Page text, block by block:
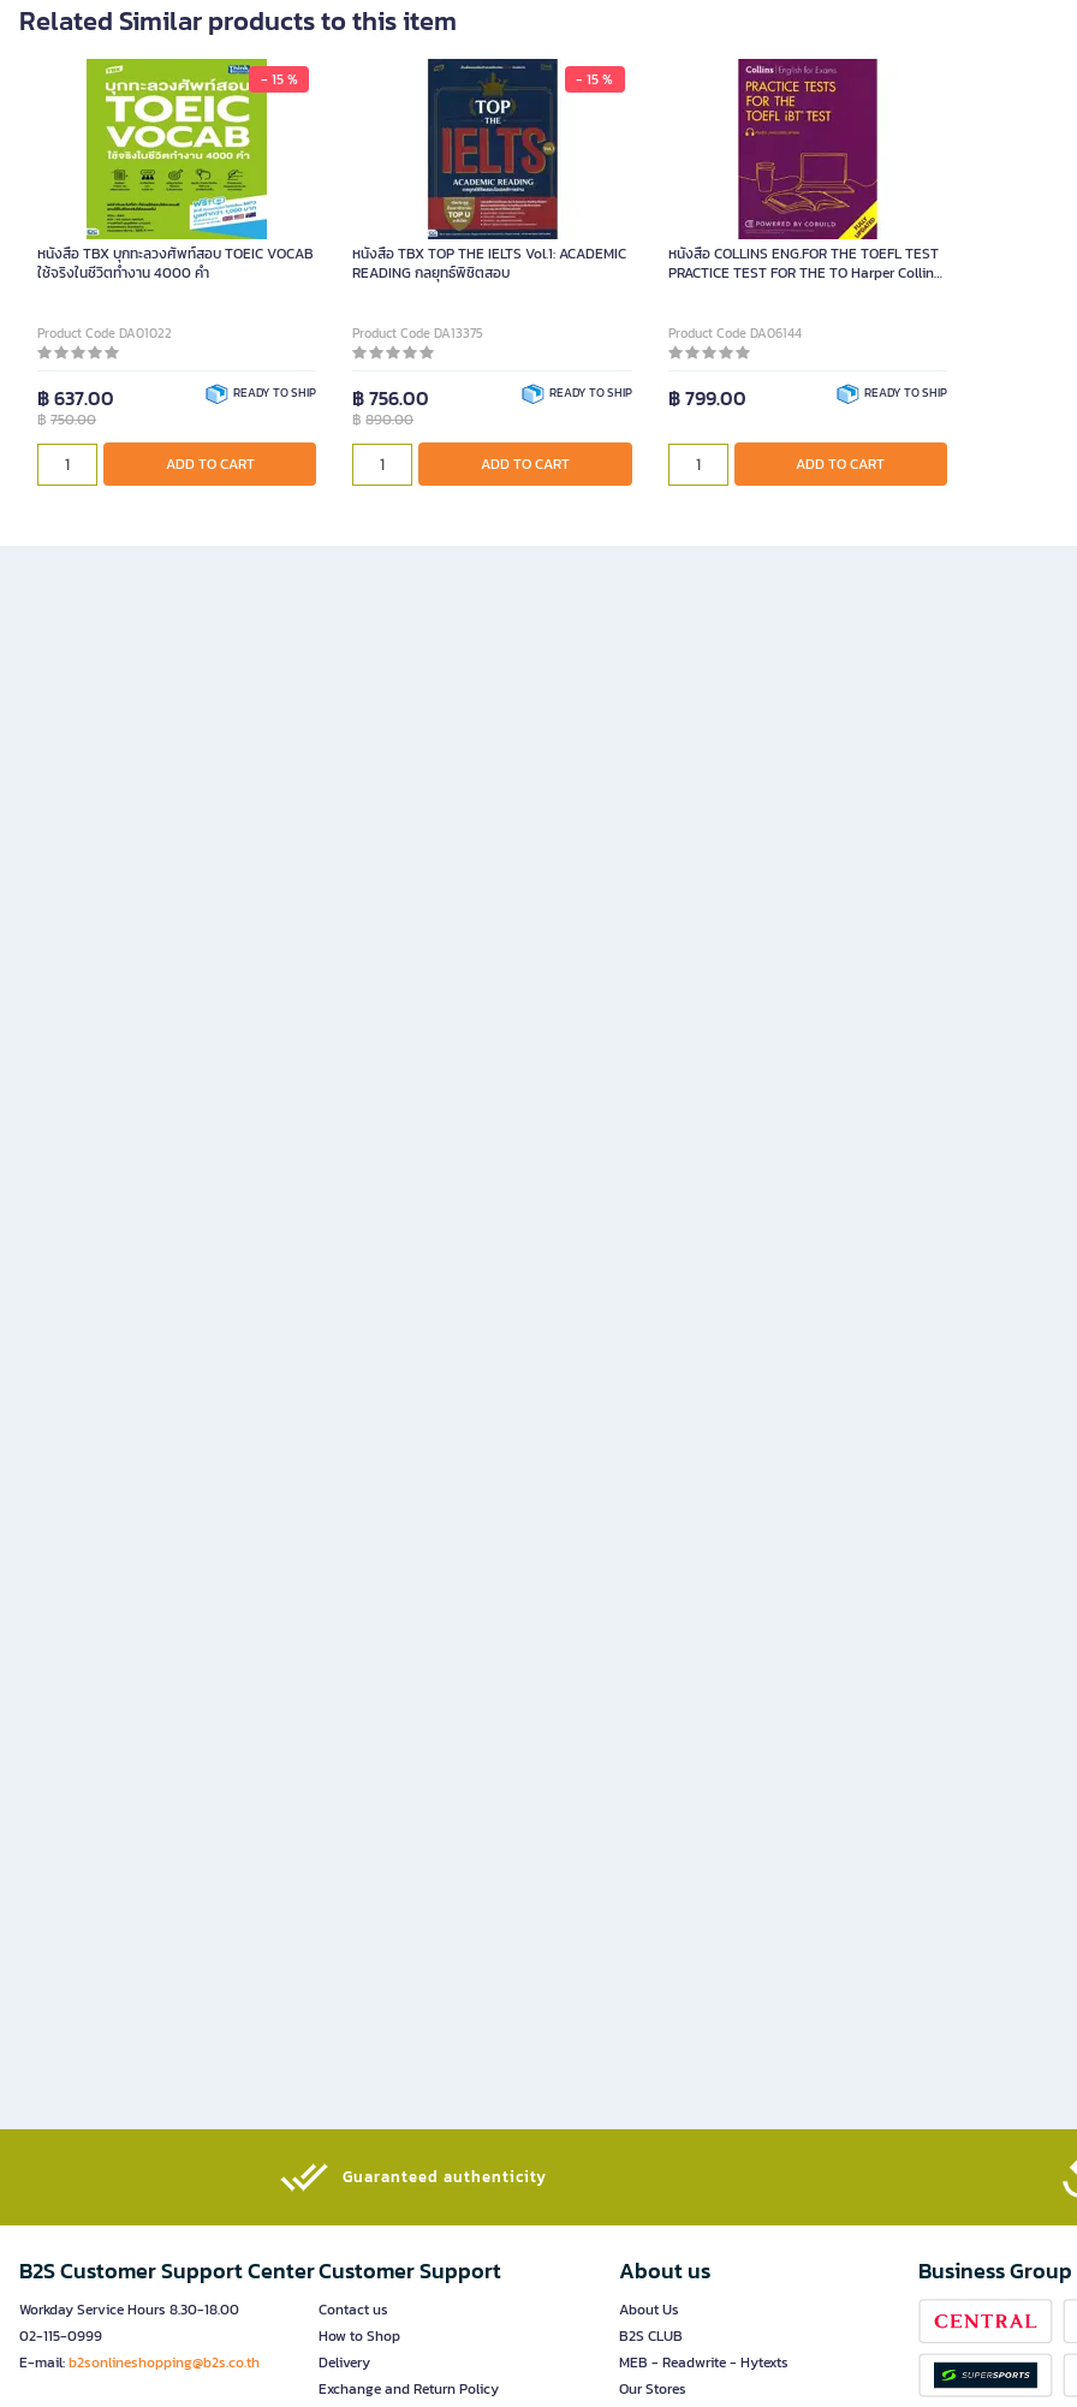
Related Similar products to this item
- 15 %
หนังสือ TBX บุกทะลวงศัพท์สอบ TOEIC VOCAB
ใช้จริงในชีวิตทำงาน 4000 คำ
Product Code DA01022
฿ 637.00
฿ 750.00
READY TO SHIP
ADD TO CART
- 15 %
หนังสือ TBX TOP THE IELTS Vol.1: ACADEMIC
READING กลยุทธ์พิชิตสอบ
Product Code DA13375
฿ 756.00
฿890.00
READY TO SHIP
ADD TO CART
หนังสือ COLLINS ENG.FOR THE TOEFL TEST
PRACTICE TEST FOR THE TO Harper Collins
Product Code DA06144
฿ 799.00 READY TO SHIP
ADD TO CART
Guaranteed authenticity​
B2S Customer Support Center
Workday Service Hours 8.30-18.00
02-115-0999
E-mail:b2sonlineshopping@b2s.co.th
Customer Support
Contact us
How to Shop
Delivery
Exchange and Return Policy
About us
About Us
B2S CLUB
MEB - Readwrite - Hytexts
Our Stores
Business Group